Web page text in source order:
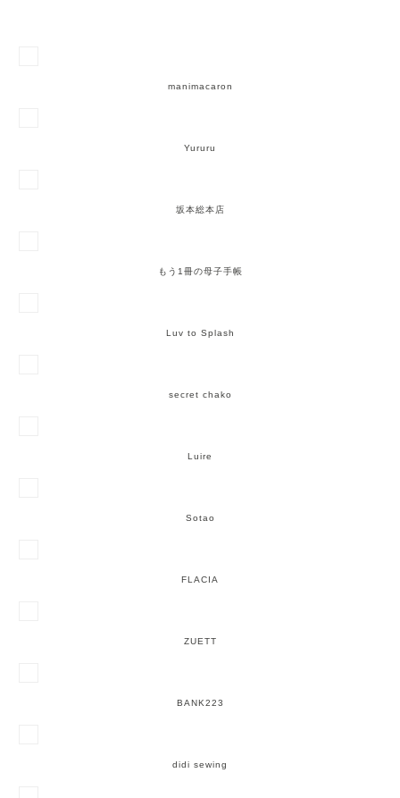
manimacaron
Yururu
坂本総本店
もう1冊の母子手帳
Luv to Splash
secret chako
Luire
Sotao
FLACIA
ZUETT
BANK223
didi sewing